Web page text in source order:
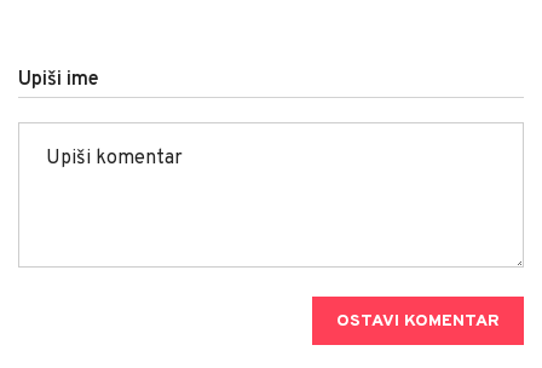
Upiši ime
OSTAVI KOMENTAR